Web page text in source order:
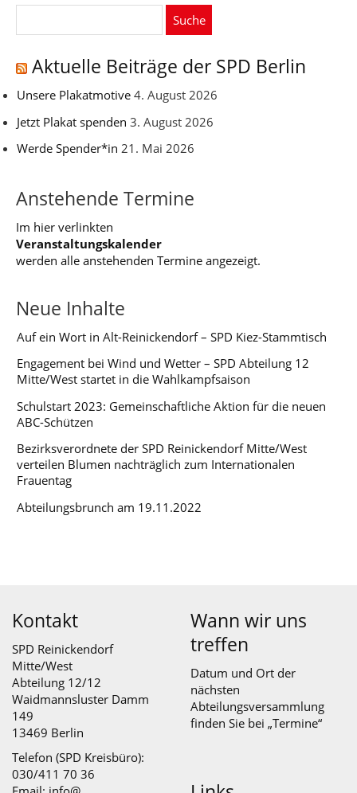
Aktuelle Beiträge der SPD Berlin
Unsere Plakatmotive 4. August 2026
Jetzt Plakat spenden 3. August 2026
Werde Spender*in 21. Mai 2026
Anstehende Termine
Im hier verlinkten
Veranstaltungskalender
werden alle anstehenden Termine angezeigt.
Neue Inhalte
Auf ein Wort in Alt-Reinickendorf – SPD Kiez-Stammtisch
Engagement bei Wind und Wetter – SPD Abteilung 12
Mitte/West startet in die Wahlkampfsaison
Schulstart 2023: Gemeinschaftliche Aktion für die neuen
ABC-Schützen
Bezirksverordnete der SPD Reinickendorf Mitte/West
verteilen Blumen nachträglich zum Internationalen
Frauentag
Abteilungsbrunch am 19.11.2022
Kontakt
SPD Reinickendorf
Mitte/West
Abteilung 12/12
Waidmannsluster Damm
149
13469 Berlin
Telefon (SPD Kreisbüro):
030/411 70 36
Wann wir uns
treffen
Datum und Ort der
nächsten
Abteilungsversammlung
finden Sie bei „Termine“